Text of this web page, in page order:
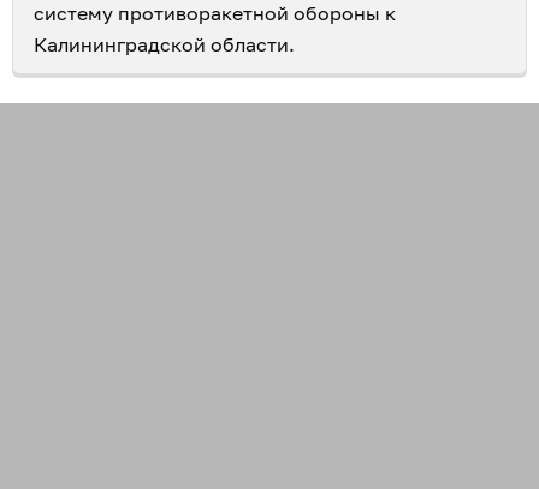
систему противоракетной обороны к
Калининградской области.